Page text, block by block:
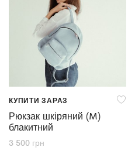
КУПИТИ ЗАРАЗ
Рюкзак шкіряний (M)
блакитний
3 500 грн